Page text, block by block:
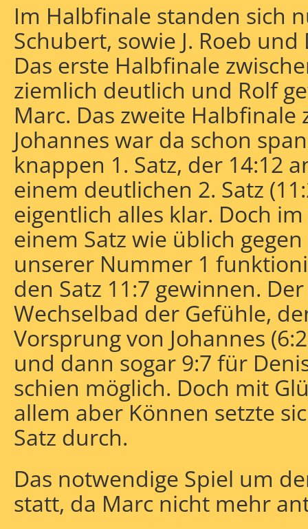
Im Halbfinale standen sich
Schubert, sowie J. Roeb
Das erste Halbfinale
ziemlich deutlich und Rolf
Marc. Das zweite Halbfinale
Johannes war da schon
knappen 1. Satz, der 14:12
einem deutlichen 2. Satz
eigentlich alles klar. Doch
einem Satz wie üblich
unserer Nummer 1
den Satz 11:7 gewinnen.
Wechselbad der Gefühle,
Vorsprung von Johannes
und dann sogar 9:7 für
schien möglich. Doch mit
allem aber Können setzte
Satz durch.
Das notwendige Spiel um
statt, da Marc nicht mehr